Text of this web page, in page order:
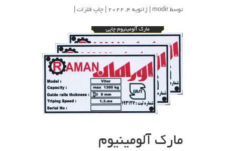
توسط modir | ژانویه 4, 2022 | چاپ فلزات
مارک آلومینیوم